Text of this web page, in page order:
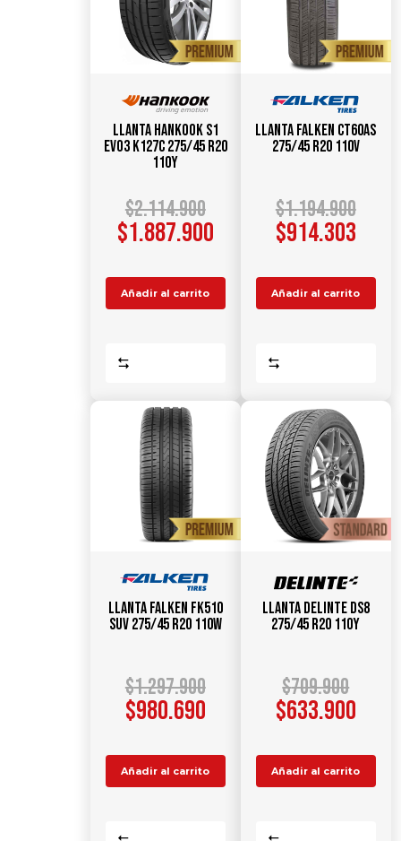
Llanta HANKOOK S1
Evo3 K127C 275/45 R20
110Y
$2.114.900
$1.887.900
Añadir al carrito
Llanta FALKEN CT60AS
275/45 R20 110V
$1.194.900
$914.303
Añadir al carrito
Llanta FALKEN FK510
SUV 275/45 R20 110W
$1.297.900
$980.690
Añadir al carrito
Llanta DELINTE DS8
275/45 R20 110Y
$709.900
$633.900
Añadir al carrito